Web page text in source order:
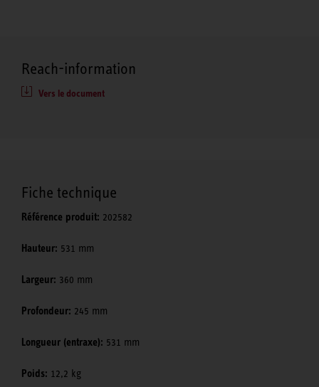
Reach-information
Vers le document
Fiche technique
Référence produit: 202582
Hauteur: 531 mm
Largeur: 360 mm
Profondeur: 245 mm
Longueur (entraxe): 531 mm
Poids: 12,2 kg